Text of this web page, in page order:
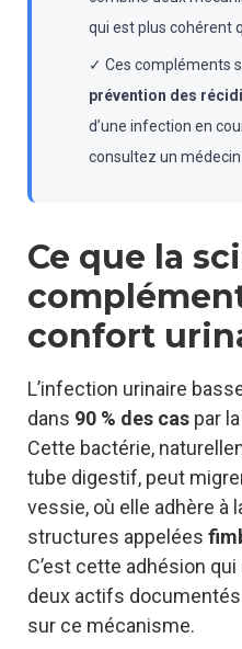
qui est plus cohérent
✓ Ces compléments
prévention des
d’une infection en
consultez un médecin
Ce que la
confort
L’infection urinaire
dans 90 % des cas par
Cette bactérie,
tube digestif, peut
vessie, où elle adhère à
structures appelées
C’est cette adhésion
deux actifs
sur ce mécanisme.